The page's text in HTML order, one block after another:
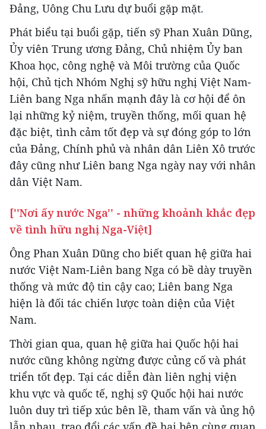
Đảng, Uông Chu Lưu dự buổi gặp mặt.
Phát biểu tại buổi gặp, tiến sỹ Phan Xuân Dũng,
Ủy viên Trung ương Đảng, Chủ nhiệm Ủy ban
Khoa học, công nghệ và Môi trường của Quốc
hội, Chủ tịch Nhóm Nghị sỹ hữu nghị Việt Nam-
Liên bang Nga nhấn mạnh đây là cơ hội để ôn
lại những kỷ niệm, truyền thống, mối quan hệ
đặc biệt, tình cảm tốt đẹp và sự đóng góp to lớn
của Đảng, Chính phủ và nhân dân Liên Xô trước
đây cũng như Liên bang Nga ngày nay với nhân
dân Việt Nam.
[''Nơi ấy nước Nga'' - những khoảnh khắc đẹp
về tình hữu nghị Nga-Việt]
Ông Phan Xuân Dũng cho biết quan hệ giữa hai
nước Việt Nam-Liên bang Nga có bề dày truyền
thống và mức độ tin cậy cao; Liên bang Nga
hiện là đối tác chiến lược toàn diện của Việt
Nam.
Thời gian qua, quan hệ giữa hai Quốc hội hai
nước cũng không ngừng được củng cố và phát
triển tốt đẹp. Tại các diễn đàn liên nghị viện
khu vực và quốc tế, nghị sỹ Quốc hội hai nước
luôn duy trì tiếp xúc bên lề, tham vấn và ủng hộ